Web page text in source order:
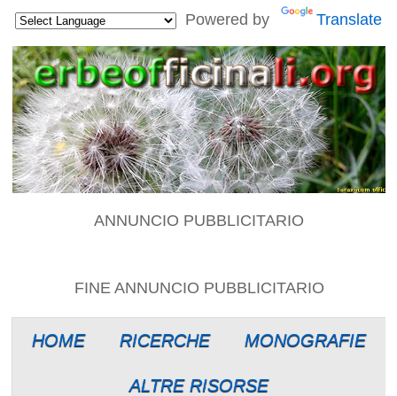
Powered by Translate
ANNUNCIO PUBBLICITARIO
FINE ANNUNCIO PUBBLICITARIO
HOME RICERCHE MONOGRAFIE
ALTRE RISORSE